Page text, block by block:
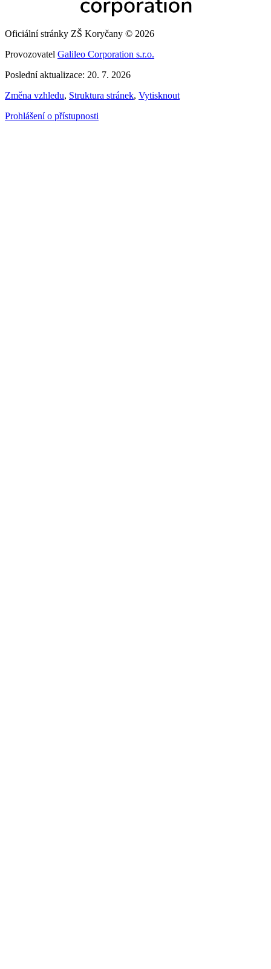
Oficiální stránky ZŠ Koryčany © 2026
Provozovatel Galileo Corporation s.r.o.
Poslední aktualizace: 20. 7. 2026
Změna vzhledu, Struktura stránek, Vytisknout
Prohlášení o přístupnosti